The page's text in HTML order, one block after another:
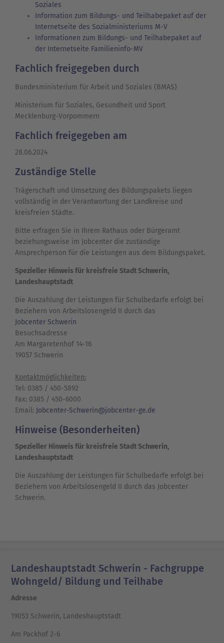
Soziales
Information zum Bildungs- und Teilhabepaket auf der
Internetseite des Sozialministeriums M-V
Informationen zum Bildungs- und Teilhabepaket auf
der Internetseite Familieninfo-MV
Fachlich freigegeben durch
Bundesministerium für Arbeit und Soziales (BMAS)
Ministerium für Soziales, Gesundheit und Sport
Mecklenburg-Vorpommern
Fachlich freigegeben am
28.06.2024
Zuständige Stelle
Trägerschaft und Umsetzung des Bildungspakets liegen
vollständig in der Verantwortung der Landkreise und
kreisfreien Städte.
Bitte erfragen Sie in Ihrem Rathaus oder Bürgeramt
beziehungsweise im Jobcenter die zuständige
Ansprechperson für die Leistungen aus dem Bildungspaket.
Spezieller Hinweis für kreisfreie Stadt Schwerin,
Landeshauptstadt
Die Auszahlung der Leistungen für Schulbedarfe erfolgt bei
Beziehern von Arbeitslosengeld II durch das
Jobcenter Schwerin
Besuchsadresse
Am Margaretenhof 14-16
19057 Schwerin
Kontaktmöglichkeiten:
Tel: 0385 / 450-5892
Fax: 0385 / 450-6000
Email: Jobcenter-Schwerin@jobcenter-ge.de
Hinweise (Besonderheiten)
Spezieller Hinweis für kreisfreie Stadt Schwerin,
Landeshauptstadt
Die Auszahlung der Leistungen für Schulbedarfe erfolgt bei
Beziehern von Arbeitslosengeld II durch das Jobcenter
Schwerin.
Landeshauptstadt Schwerin - Fachgruppe
Wohngeld/ Bildung und Teilhabe
Adresse
19053 Schwerin, Landeshauptstadt
Am Packhof 2-6